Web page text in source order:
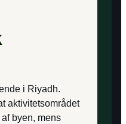
i Riyadh.
aktivitetsområdet
byen, mens